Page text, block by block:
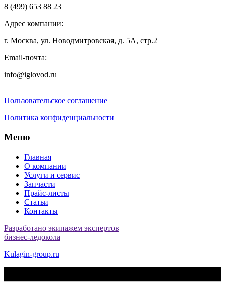
8 (499) 653 88 23
Адрес компании:
г. Москва, ул. Новодмитровская, д. 5А, стр.2
Email-почта:
info@iglovod.ru
Пользовательское соглашение
Политика конфиденциальности
Меню
Главная
О компании
Услуги и сервис
Запчасти
Прайс-листы
Статьи
Контакты
Разработано экипажем экспертов
бизнес-ледокола
Kulagin-group.ru